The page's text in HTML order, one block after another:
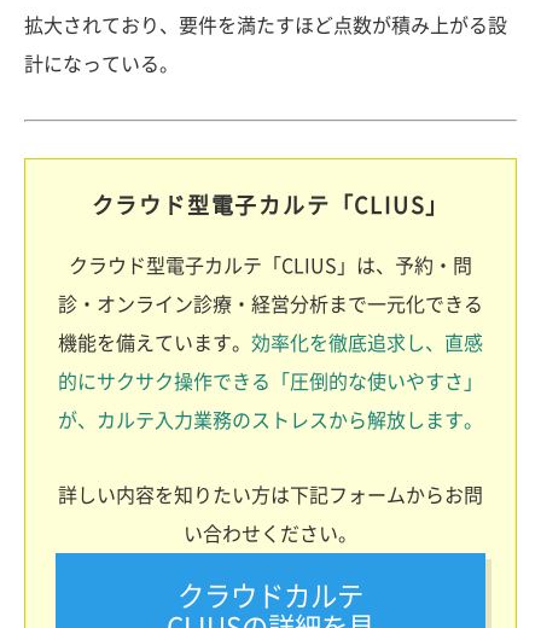
拡大されており、要件を満たすほど点数が積み上がる設
計になっている。
クラウド型電子カルテ「CLIUS」
クラウド型電子カルテ「CLIUS」は、予約・問
診・オンライン診療・経営分析まで一元化できる
機能を備えています。 効率化を徹底追求し、直感
的にサクサク操作できる「圧倒的な使いやすさ」
が、カルテ入力業務のストレスから解放します。
詳しい内容を知りたい方は下記フォームからお問
い合わせください。
クラウドカルテ